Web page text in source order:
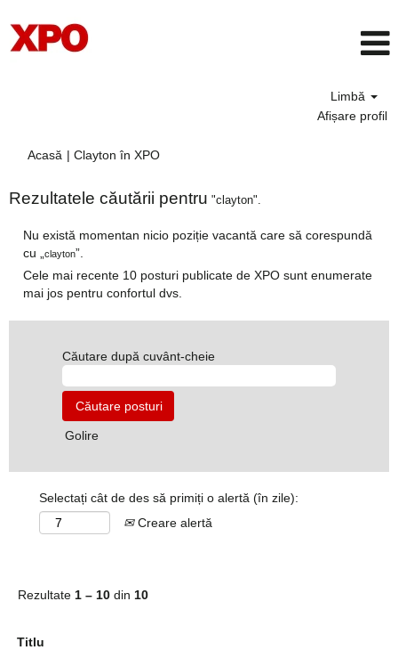
Limbă
Afișare profil
Acasă | Clayton în XPO(pagina
Rezultatele căutării pentru "clayton".
Nu există momentan nicio poziție vacantă care să corespundă
cu „
clayton”.
Cele mai recente 10 posturi publicate de XPO sunt enumerate
mai jos pentru confortul dvs.
Căutare după cuvânt-cheie
Golire
Selectați cât de des să primiți o alertă (în zile):
Creare alertă
Rezultate 1 – 10 din 10
Titlu